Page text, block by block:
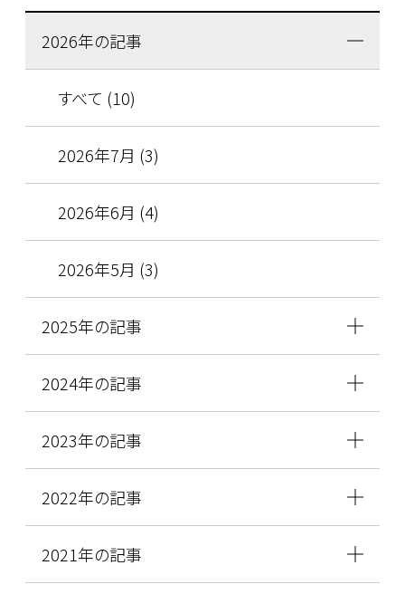
2026年の記事
すべて (10)
2026年7月 (3)
2026年6月 (4)
2026年5月 (3)
2025年の記事
2024年の記事
2023年の記事
2022年の記事
2021年の記事